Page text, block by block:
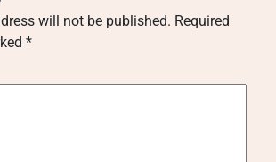
will not be published. Required
*